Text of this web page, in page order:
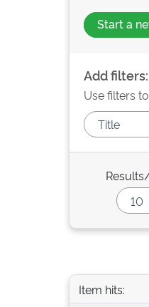
Start a
Add filters:
Use filters
Item hits: